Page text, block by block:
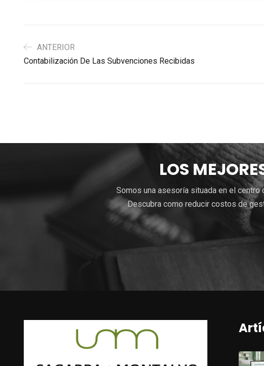
ANTERIOR
Contabilización De Las Subvenciones Recibidas
LOS
Somos una asesoría situada en el
Descubra como reducir costos de